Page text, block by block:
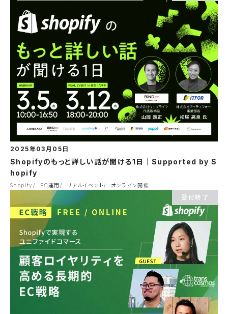
2025年03月05日
Shopifyのもっと詳しい話が聞ける1日｜Supported by S
hopify
Shopify EC運用 リアルイベント オンライン開催
受付終了